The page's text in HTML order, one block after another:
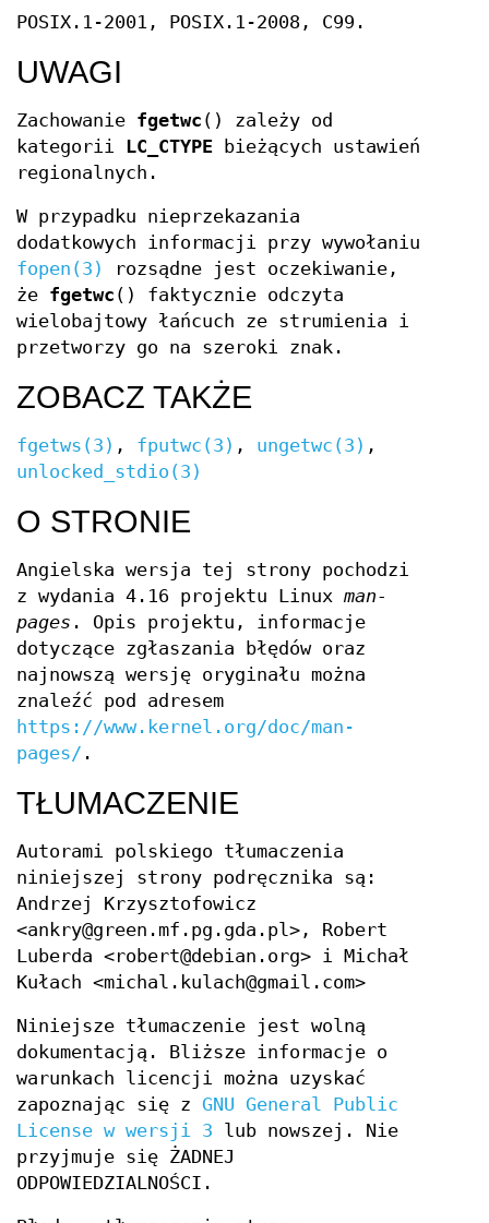
POSIX.1-2001, POSIX.1-2008, C99.
UWAGI
Zachowanie fgetwc () zależy od
kategorii LC_CTYPE bieżących ustawień
regionalnych.
W przypadku nieprzekazania
dodatkowych informacji przy wywołaniu
fopen(3)
rozsądne jest oczekiwanie,
że fgetwc () faktycznie odczyta
wielobajtowy łańcuch ze strumienia i
przetworzy go na szeroki znak.
ZOBACZ TAKŻE
fgetws(3) , fputwc(3) , ungetwc(3) ,
unlocked_stdio(3)
O STRONIE
Angielska wersja tej strony pochodzi
z wydania 4.16 projektu Linux man-
pages . Opis projektu, informacje
dotyczące zgłaszania błędów oraz
najnowszą wersję oryginału można
znaleźć pod adresem
https://www.kernel.org/doc/man-
pages/ .
TŁUMACZENIE
Autorami polskiego tłumaczenia
niniejszej strony podręcznika są:
Andrzej Krzysztofowicz
<ankry@green.mf.pg.gda.pl>, Robert
Luberda <robert@debian.org> i Michał
Kułach <michal.kulach@gmail.com>
Niniejsze tłumaczenie jest wolną
dokumentacją. Bliższe informacje o
warunkach licencji można uzyskać
zapoznając się z GNU General Public
License w wersji 3 lub nowszej. Nie
przyjmuje się ŻADNEJ
ODPOWIEDZIALNOŚCI.